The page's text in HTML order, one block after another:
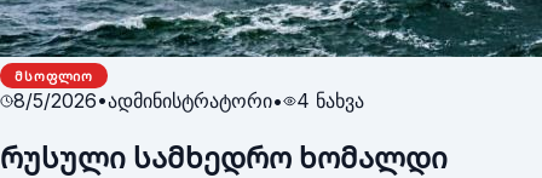
ᲛᲡᲝᲤᲚᲘᲝ
8/5/2026•ადმინისტრატორი• 4 ნახვა
რუსული სამხედრო ხომალდი